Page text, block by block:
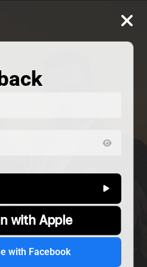
with Apple
with Facebook